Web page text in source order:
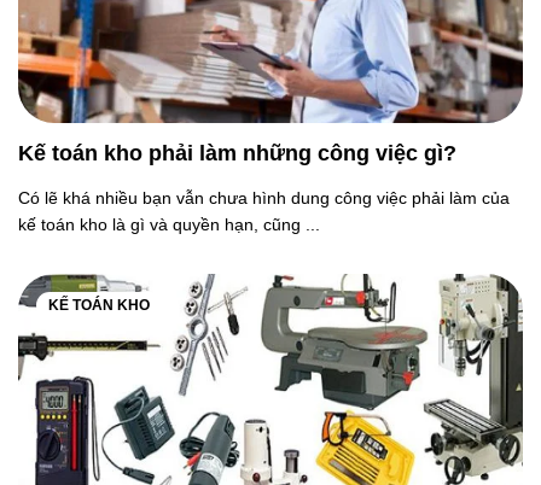
Kế toán kho phải làm những công việc gì?
Có lẽ khá nhiều bạn vẫn chưa hình dung công việc phải làm của
kế toán kho là gì và quyền hạn, cũng ...
KẾ TOÁN KHO